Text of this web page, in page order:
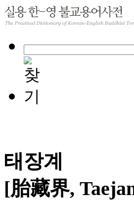
태장계
[胎藏界,